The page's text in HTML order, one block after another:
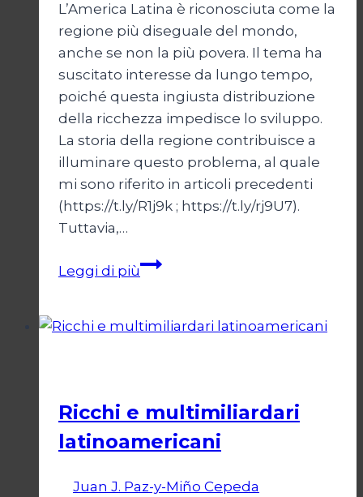
L’America Latina è riconosciuta come la
regione più diseguale del mondo,
anche se non la più povera. Il tema ha
suscitato interesse da lungo tempo,
poiché questa ingiusta distribuzione
della ricchezza impedisce lo sviluppo.
La storia della regione contribuisce a
illuminare questo problema, al quale
mi sono riferito in articoli precedenti
(https://t.ly/R1j9k ; https://t.ly/rj9U7).
Tuttavia,…
Leggi di piùRicchezza
la
Ricchi e multimiliardari
latinoamericani
Juan J. Paz-y-Miño Cepeda